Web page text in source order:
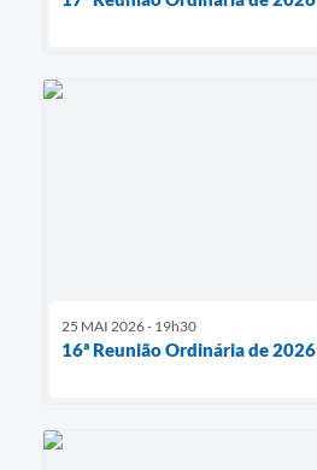
25 MAI 2026 - 19h30
16ª Reunião Ordinária de 2026